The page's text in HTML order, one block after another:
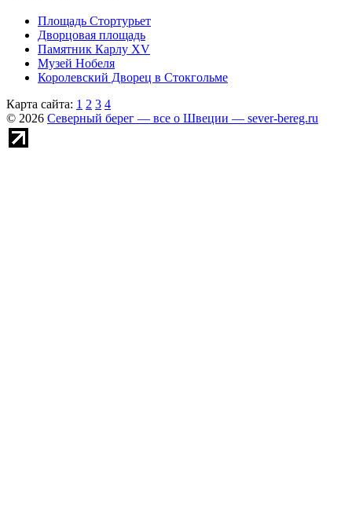
Площадь Стортурьет
Дворцовая площадь
Памятник Карлу XV
Музей Нобеля
Королевский Дворец в Стокгольме
Карта сайта: 1 2 3 4
© 2026 Северный берег — все о Швеции — sever-bereg.ru